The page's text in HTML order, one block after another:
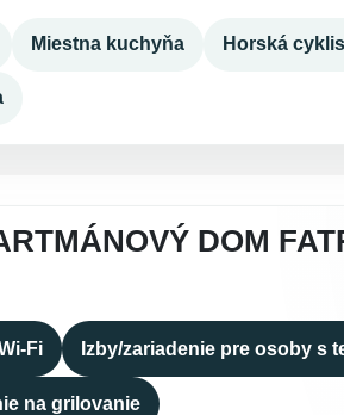
Miestna kuchyňa Horská
DOM
Fi Izby/zariadenie pre osoby s
na grilovanie